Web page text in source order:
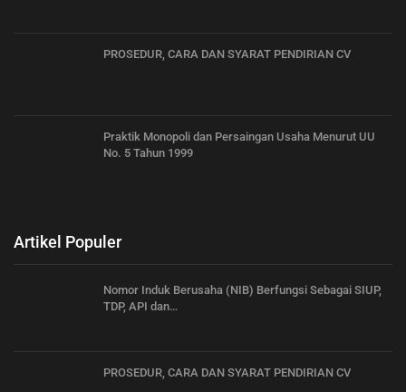
PROSEDUR, CARA DAN SYARAT PENDIRIAN CV
Praktik Monopoli dan Persaingan Usaha Menurut UU
No. 5 Tahun 1999
Artikel Populer
Nomor Induk Berusaha (NIB) Berfungsi Sebagai SIUP,
TDP, API dan…
PROSEDUR, CARA DAN SYARAT PENDIRIAN CV